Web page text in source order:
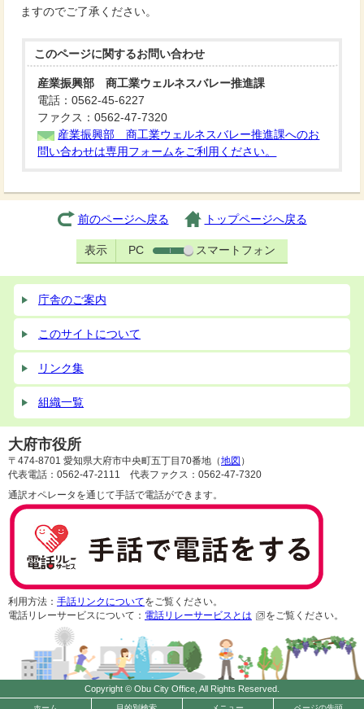
ますのでご了承ください。
このページに関するお問い合わせ
産業振興部 商工業ウェルネスバレー推進課
電話：0562-45-6227
ファクス：0562-47-7320
産業振興部 商工業ウェルネスバレー推進課へのお
問い合わせは専用フォームをご利用ください。
前のページへ戻る トップページへ戻る
表示 PC スマートフォン
庁舎のご案内
このサイトについて
リンク集
組織一覧
大府市役所
〒474-8701 愛知県大府市中央町五丁目70番地（地図 ）
代表電話：0562-47-2111 代表ファクス：0562-47-7320
通訳オペレータを通じて手話で電話ができます。
利用方法： 手話リンクについてをご覧ください。
電話リレーサービスについて： 電話リレーサービスとは をご覧ください。
Copyright © Obu City Office, All Rights Reserved.